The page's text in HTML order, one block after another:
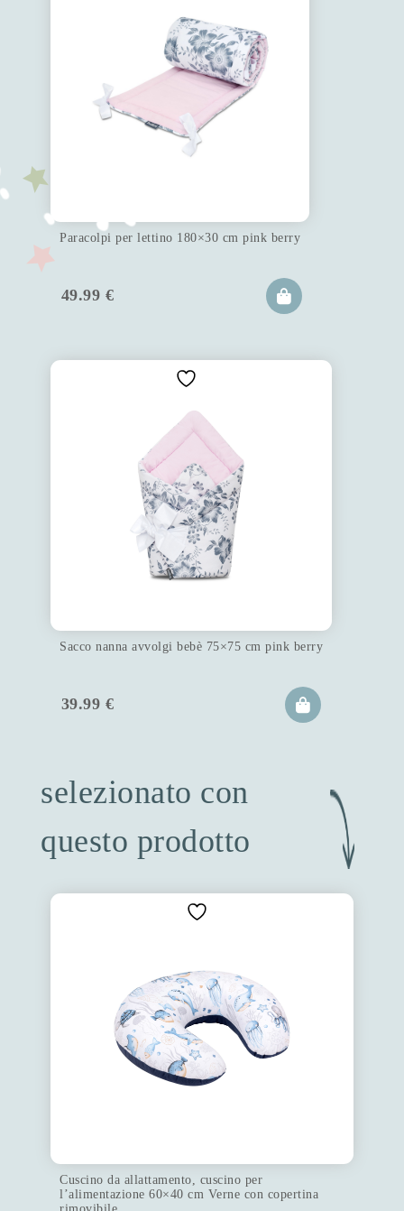
Paracolpi per lettino 180×30 cm pink berry
49.99 €
Sacco nanna avvolgi bebè 75×75 cm pink berry
39.99 €
selezionato con
questo prodotto
Cuscino da allattamento, cuscino per
l’alimentazione 60×40 cm Verne con copertina
rimovibile